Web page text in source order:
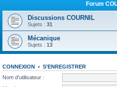
Forum
Discussions COURNIL
Sujets : 31
Mécanique
Sujets : 13
CONNEXION • S’ENREGISTRER
Nom d’utilisateur :